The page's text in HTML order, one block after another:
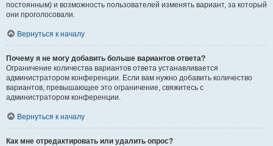
постоянным) и возможность пользователей изменять вариант, за который
они проголосовали.
Вернуться к началу
Почему я не могу добавить больше вариантов ответа?
Ограничение количества вариантов ответа устанавливается
администратором конференции. Если вам нужно добавить количество
вариантов, превышающее это ограничение, свяжитесь с
администратором конференции.
Вернуться к началу
Как мне отредактировать или удалить опрос?